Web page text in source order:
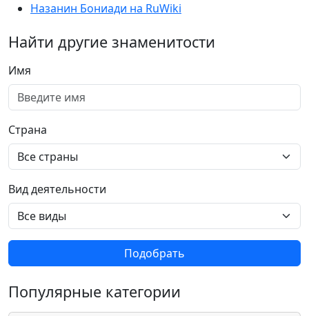
Назанин Бониади на RuWiki
Найти другие знаменитости
Имя
Страна
Вид деятельности
Подобрать
Популярные категории